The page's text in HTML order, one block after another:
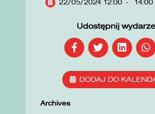
22/05/2024 12:00 - 14:00
Udostępnij
DODAJ DO
Archives